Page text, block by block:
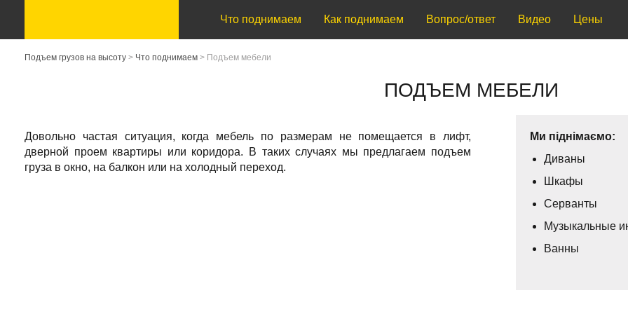
Что поднимаем Как поднимаем Вопрос/ответ Видео Цены
Подъем грузов на высоту > Что поднимаем > Подъем мебели
ПОДЪЕМ МЕБЕЛИ
Довольно частая ситуация, когда мебель по размерам не помещается в лифт,
дверной проем квартиры или коридора. В таких случаях мы предлагаем подъем
груза в окно, на балкон или на холодный переход.
Ми піднімаємо:
Диваны
Шкафы
Серванты
Музыкальные
Ванны